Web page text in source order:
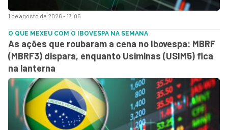
1 de agosto de 2026 - 17:05
O QUE MEXEU COM O IBOVESPA NA SEMANA
As ações que roubaram a cena no Ibovespa: MBRF
(MBRF3) dispara, enquanto Usiminas (USIM5) fica
na lanterna